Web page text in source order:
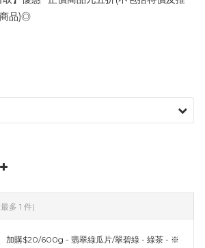
品)◎
多 1 件)
加購$20/600g - 翡翠綠瓜片/翠碧綠 - 綠茶 - ※